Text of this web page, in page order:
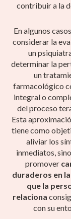
contribuir a la
En algunos
considerar la
un
determinar la
un
farmacológico
integral o
del proceso
Esta
tiene como
aliviar los
inmediatos,
promover
duraderos en
que la
relaciona
con su